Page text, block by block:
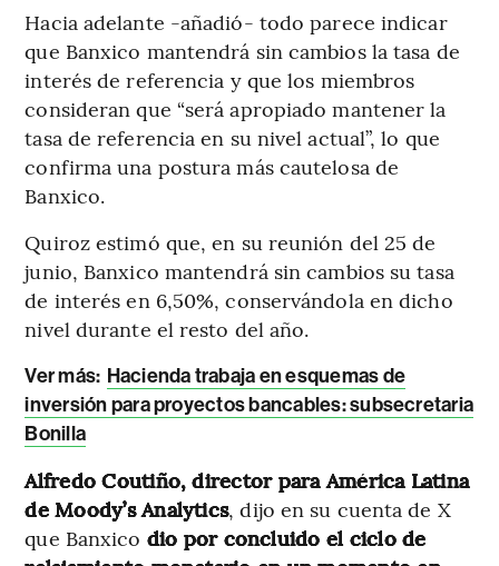
Hacia adelante -añadió- todo parece indicar
que Banxico mantendrá sin cambios la tasa de
interés de referencia y que los miembros
consideran que “será apropiado mantener la
tasa de referencia en su nivel actual”, lo que
confirma una postura más cautelosa de
Banxico.
Quiroz estimó que, en su reunión del 25 de
junio, Banxico mantendrá sin cambios su tasa
de interés en 6,50%, conservándola en dicho
nivel durante el resto del año.
Ver más: Hacienda trabaja en esquemas de
inversión para proyectos bancables: subsecretaria
Bonilla
Alfredo Coutiño, director para América Latina
de Moody’s Analytics, dijo en su cuenta de X
que Banxico dio por concluido el ciclo de